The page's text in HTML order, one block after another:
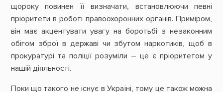
щороку повинен її визначати, встановлюючи певні
пріоритети в роботі правоохоронних органів. Приміром,
він має акцентувати увагу на боротьбі з незаконним
обігом зброї в державі чи збутом наркотиків, щоб в
прокуратурі та поліції розуміли – це є пріоритетом у
нашій діяльності.
Поки що такого не існує в Україні, тому це також можна